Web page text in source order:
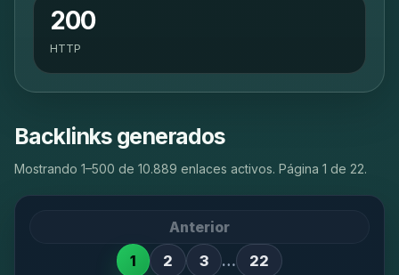
200
HTTP
Backlinks generados
Mostrando 1–500 de 10.889 enlaces activos. Página 1 de 22.
Anterior
1
2 3 …
22